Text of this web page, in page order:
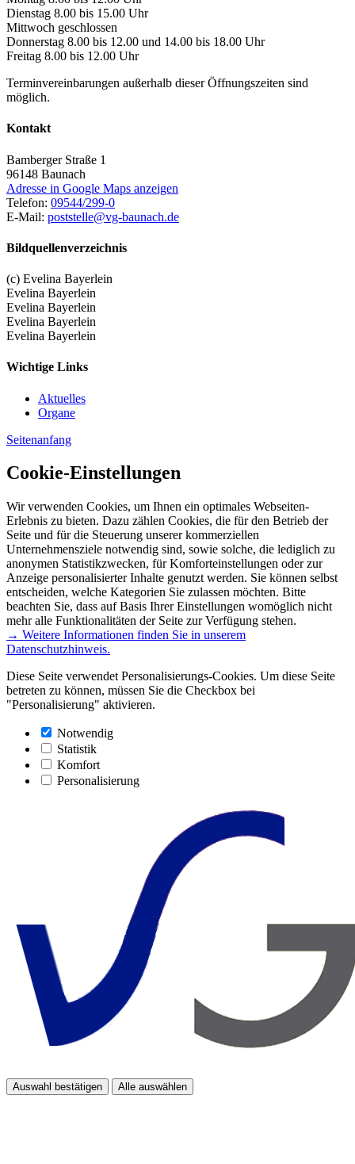
Dienstag 8.00 bis 15.00 Uhr
Mittwoch geschlossen
Donnerstag 8.00 bis 12.00 und 14.00 bis 18.00 Uhr
Freitag 8.00 bis 12.00 Uhr
Terminvereinbarungen außerhalb dieser Öffnungszeiten sind
möglich.
Kontakt
Bamberger Straße 1
96148 Baunach
Adresse in Google Maps anzeigen
Telefon: 09544/299-0
E-Mail: poststelle@vg-baunach.de
Bildquellenverzeichnis
(c) Evelina Bayerlein
Evelina Bayerlein
Evelina Bayerlein
Evelina Bayerlein
Evelina Bayerlein
Wichtige Links
Aktuelles
Organe
Seitenanfang
Cookie-Einstellungen
Wir verwenden Cookies, um Ihnen ein optimales Webseiten-
Erlebnis zu bieten. Dazu zählen Cookies, die für den Betrieb der
Seite und für die Steuerung unserer kommerziellen
Unternehmensziele notwendig sind, sowie solche, die lediglich zu
anonymen Statistikzwecken, für Komforteinstellungen oder zur
Anzeige personalisierter Inhalte genutzt werden. Sie können selbst
entscheiden, welche Kategorien Sie zulassen möchten. Bitte
beachten Sie, dass auf Basis Ihrer Einstellungen womöglich nicht
mehr alle Funktionalitäten der Seite zur Verfügung stehen.
→ Weitere Informationen finden Sie in unserem
Datenschutzhinweis.
Diese Seite verwendet Personalisierungs-Cookies. Um diese Seite
betreten zu können, müssen Sie die Checkbox bei
"Personalisierung" aktivieren.
Notwendig
Statistik
Komfort
Personalisierung
Auswahl bestätigen Alle auswählen